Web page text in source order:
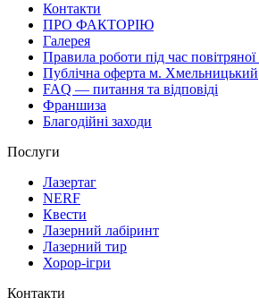
Контакти
ПРО ФАКТОРІЮ
Галерея
Правила роботи під час
Публічна оферта м. Хмельницький
FAQ — питання та відповіді
Франшиза
Благодійні заходи
Послуги
Лазертаг
NERF
Квести
Лазерний лабіринт
Лазерний тир
Хорор-ігри
Контакти